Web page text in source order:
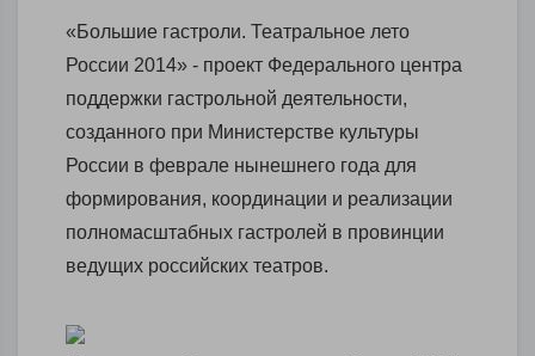
«Большие гастроли. Театральное лето
России 2014» - проект Федерального центра
поддержки гастрольной деятельности,
созданного при Министерстве культуры
России в феврале нынешнего года для
формирования, координации и реализации
полномасштабных гастролей в провинции
ведущих российских театров.